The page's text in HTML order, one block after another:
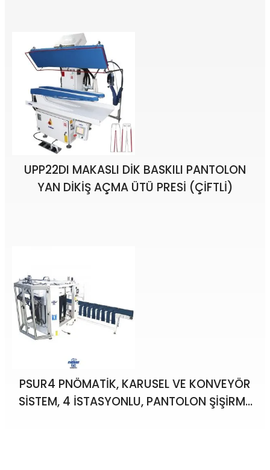
UPP22DI MAKASLI DİK BASKILI PANTOLON
YAN DİKİŞ AÇMA ÜTÜ PRESİ (ÇİFTLİ)
PSUR4 PNÖMATİK, KARUSEL VE KONVEYÖR
SİSTEM, 4 İSTASYONLU, PANTOLON ŞİŞİRME